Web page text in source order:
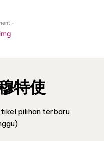
-
特使
pilihan terbaru,